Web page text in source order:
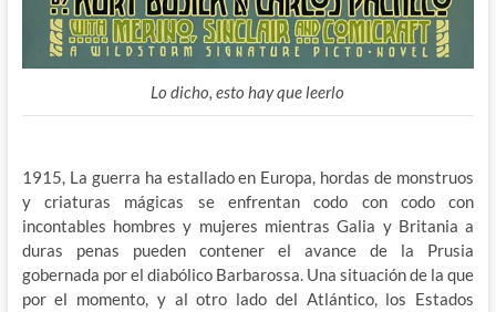
Lo dicho, esto hay que leerlo
1915, La guerra ha estallado en Europa, hordas de monstruos
y criaturas mágicas se enfrentan codo con codo con
incontables hombres y mujeres mientras Galia y Britania a
duras penas pueden contener el avance de la Prusia
gobernada por el diabólico Barbarossa. Una situación de la que
por el momento, y al otro lado del Atlántico, los Estados